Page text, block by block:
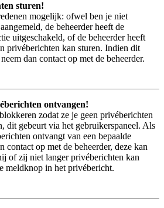
sturen!
mogelijk: ofwel ben je niet
de beheerder heeft de
uitgeschakeld, of de beheerder heeft
privéberichten kan sturen. Indien dit
dan contact op met de beheerder.
ontvangen!
zodat ze je geen privéberichten
dit gebeurt via het gebruikerspaneel. Als
ontvangt van een bepaalde
contact op met de beheerder, deze kan
of zij niet langer privéberichten kan
meldknop in het privébericht.